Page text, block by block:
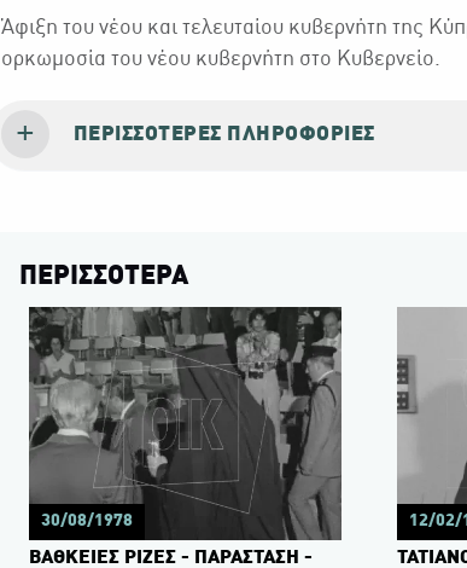
Άφιξη του νέου και τελευταίου κυβερνήτη της
ορκωμοσία του νέου κυβερνήτη στο Κυβερνείο.
ΠΕΡΙΣΣΌΤΕΡΕΣ ΠΛΗΡΟΦΟΡΊΕΣ
ΠΕΡΙΣΣΟΤΕΡΑ
30/08/1978
ΒΑΘΚΕΙΕΣ ΡΙΖΕΣ - ΠΑΡΑΣΤΑΣΗ -
12/02/